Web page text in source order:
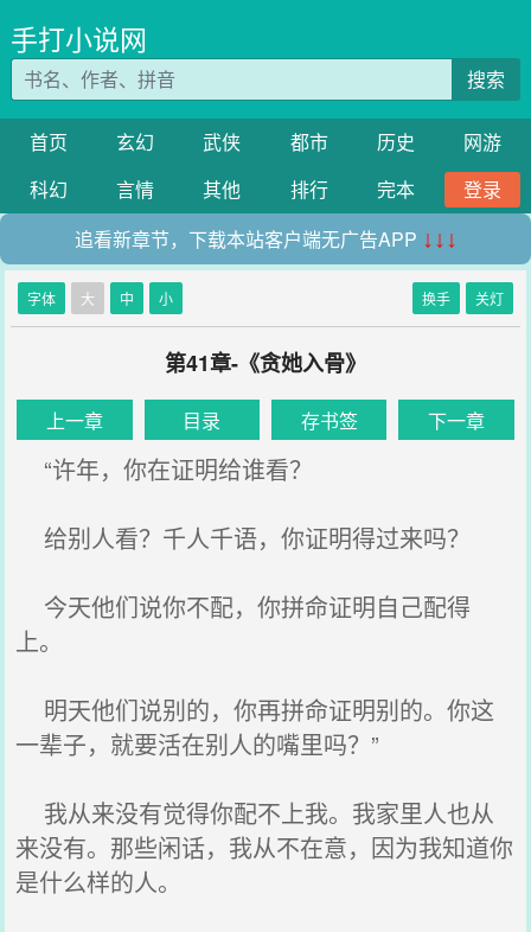
手打小说网
搜索
首页 玄幻 武侠 都市 历史
网游
科幻
言情 其他 排行 完本
登录
追看新章节，下载本站客户端无广告APP ↓↓↓
字体 大 中 小 换手 关灯
第41章-《贪她入骨》
上一章 目录 存书签 下一章
“许年，你在证明给谁看？
给别人看？千人千语，你证明得过来吗？
今天他们说你不配，你拼命证明自己配得
上。
明天他们说别的，你再拼命证明别的。你这
一辈子，就要活在别人的嘴里吗？”
我从来没有觉得你配不上我。我家里人也从
来没有。那些闲话，我从不在意，因为我知道你
是什么样的人。